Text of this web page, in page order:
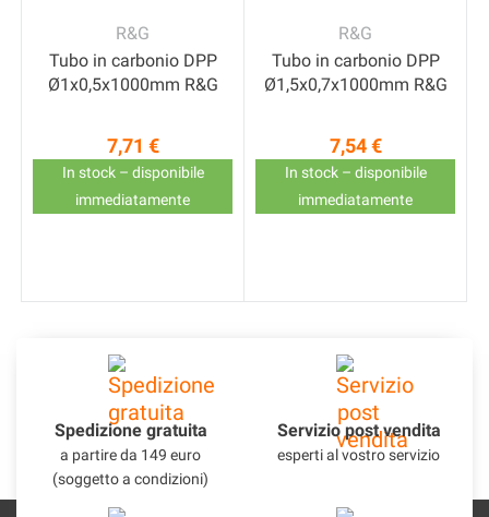
R&G
Tubo in carbonio DPP
Ø1x0,5x1000mm R&G
Prezzo
7,71 €
In stock – disponibile
immediatamente
R&G
Tubo in carbonio DPP
Ø1,5x0,7x1000mm R&G
Prezzo
7,54 €
In stock – disponibile
immediatamente
Spedizione gratuita
a partire da 149 euro
(soggetto a condizioni)
Servizio post vendita
esperti al vostro servizio